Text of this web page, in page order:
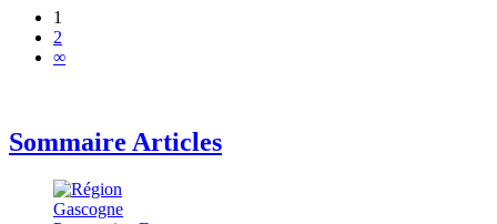
1
2
∞
Sommaire Articles